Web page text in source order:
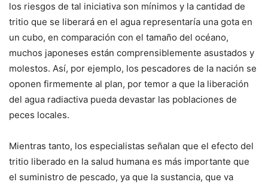
los riesgos de tal iniciativa son mínimos y la cantidad de
tritio que se liberará en el agua representaría una gota en
un cubo, en comparación con el tamaño del océano,
muchos japoneses están comprensiblemente asustados y
molestos. Así, por ejemplo, los pescadores de la nación se
oponen firmemente al plan, por temor a que la liberación
del agua radiactiva pueda devastar las poblaciones de
peces locales.
Mientras tanto, los especialistas señalan que el efecto del
tritio liberado en la salud humana es más importante que
el suministro de pescado, ya que la sustancia, que va